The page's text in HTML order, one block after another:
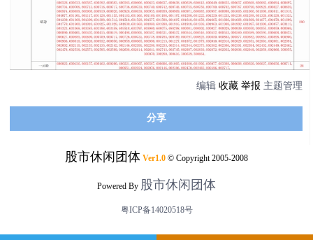
编辑 收藏 举报 主题管理
分享
股市休闲团体 Ver1.0 © Copyright 2005-2008
Powered By 股市休闲团体
粤ICP备14020518号